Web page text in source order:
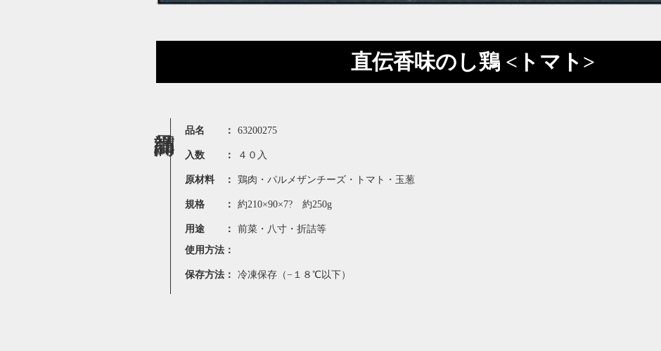
直伝香味のし鶏 <トマト>
品名 ： 63200275
入数 ： ４０入
原材料 ： 鶏肉・パルメザンチーズ・トマト・玉葱
規格 ： 約210×90×7? 約250g
用途 ：
前菜・八寸・折詰等
使用方法：
保存方法： 冷凍保存（−１８℃以下）